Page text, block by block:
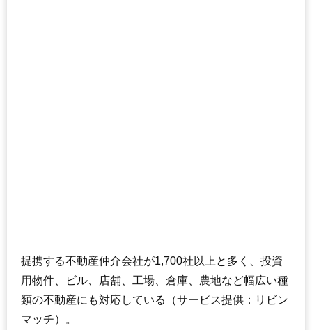
提携する不動産仲介会社が1,700社以上と多く、投資
用物件、ビル、店舗、工場、倉庫、農地など幅広い種
類の不動産にも対応している（サービス提供：リビン
マッチ）。